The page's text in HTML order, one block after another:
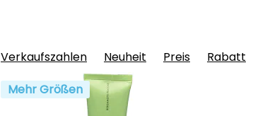
Verkaufszahlen Neuheit Preis Rabatt
Mehr Größen